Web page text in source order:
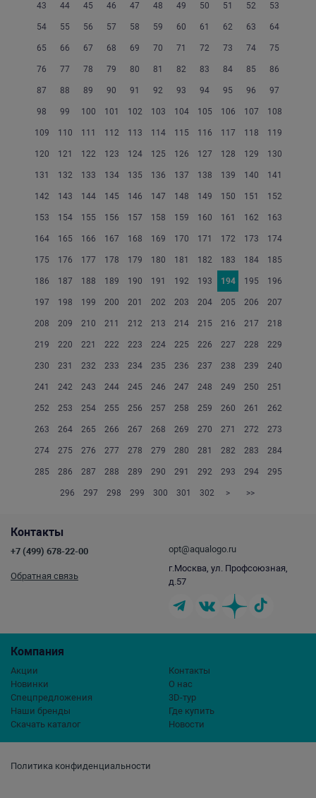
43 44 45 46 47 48 49 50 51 52 53
54 55 56 57 58 59 60 61 62 63 64
65 66 67 68 69 70 71 72 73 74 75
76 77 78 79 80 81 82 83 84 85 86
87 88 89 90 91 92 93 94 95 96 97
98 99 100 101 102 103 104 105 106 107 108
109 110 111 112 113 114 115 116 117 118 119
120 121 122 123 124 125 126 127 128 129 130
131 132 133 134 135 136 137 138 139 140 141
142 143 144 145 146 147 148 149 150 151 152
153 154 155 156 157 158 159 160 161 162 163
164 165 166 167 168 169 170 171 172 173 174
175 176 177 178 179 180 181 182 183 184 185
186 187 188 189 190 191 192 193 194 195 196
197 198 199 200 201 202 203 204 205 206 207
208 209 210 211 212 213 214 215 216 217 218
219 220 221 222 223 224 225 226 227 228 229
230 231 232 233 234 235 236 237 238 239 240
241 242 243 244 245 246 247 248 249 250 251
252 253 254 255 256 257 258 259 260 261 262
263 264 265 266 267 268 269 270 271 272 273
274 275 276 277 278 279 280 281 282 283 284
285 286 287 288 289 290 291 292 293 294 295
296 297 298 299 300 301 302 > >>
Политика конфиденциальности
Компания
Акции
Новинки
Спецпредложения
Наши бренды
Скачать каталог
Контакты
О нас
3D-тур
Где купить
Новости
Контакты
+7 (499) 678-22-00
Обратная связь
opt@aqualogo.ru
г.Москва, ул. Профсоюзная,
д.57